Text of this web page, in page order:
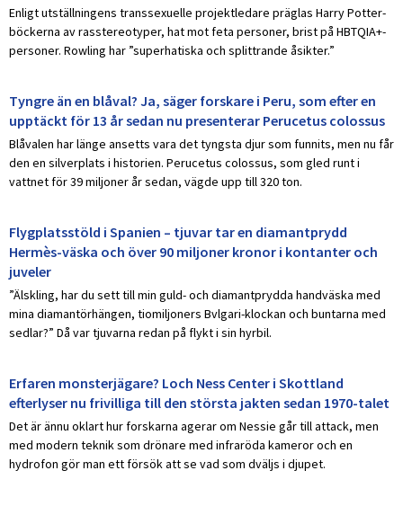
Enligt utställningens transsexuelle projektledare präglas Harry Potter-
böckerna av rasstereotyper, hat mot feta personer, brist på HBTQIA+-
personer. Rowling har ”superhatiska och splittrande åsikter.”
Tyngre än en blåval? Ja, säger forskare i Peru, som efter en
upptäckt för 13 år sedan nu presenterar Perucetus colossus
Blåvalen har länge ansetts vara det tyngsta djur som funnits, men nu får
den en silverplats i historien. Perucetus colossus, som gled runt i
vattnet för 39 miljoner år sedan, vägde upp till 320 ton.
Flygplatsstöld i Spanien – tjuvar tar en diamantprydd
Hermès-väska och över 90 miljoner kronor i kontanter och
juveler
”Älskling, har du sett till min guld- och diamantprydda handväska med
mina diamantörhängen, tiomiljoners Bvlgari-klockan och buntarna med
sedlar?” Då var tjuvarna redan på flykt i sin hyrbil.
Erfaren monsterjägare? Loch Ness Center i Skottland
efterlyser nu frivilliga till den största jakten sedan 1970-talet
Det är ännu oklart hur forskarna agerar om Nessie går till attack, men
med modern teknik som drönare med infraröda kameror och en
hydrofon gör man ett försök att se vad som dväljs i djupet.